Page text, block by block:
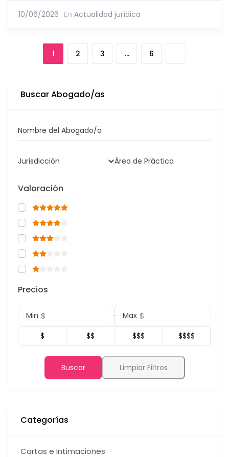
10/06/2026 En Actualidad jurídica
1 2 3 … 6
Buscar Abogado/as
Nombre del Abogado/a
Jurisdicción Área de Práctica
Valoración
Precios
Min $ Max $
$ $$ $$$ $$$$
Buscar Limpiar Filtros
Categorías
Cartas e Intimaciones